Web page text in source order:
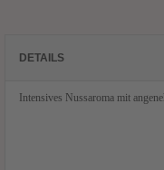
DETAILS
Intensives Nussaroma mit